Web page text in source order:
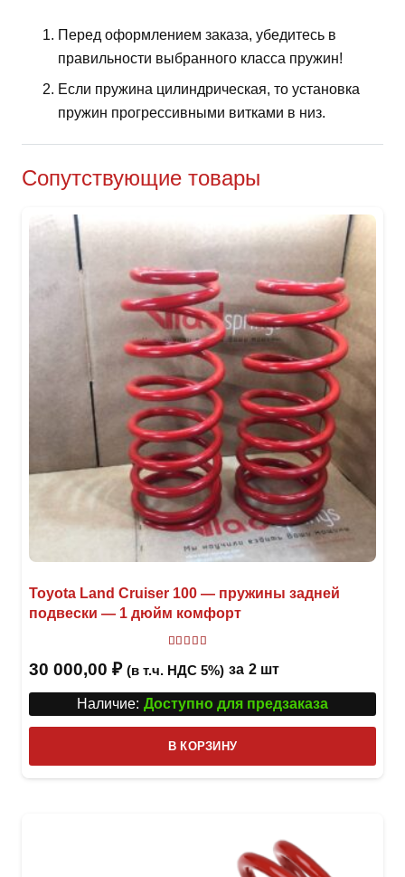
Перед оформлением заказа, убедитесь в
правильности выбранного класса пружин!
Если пружина цилиндрическая, то установка
пружин прогрессивными витками в низ.
Сопутствующие товары
Toyota Land Cruiser 100 — пружины задней
подвески — 1 дюйм комфорт
30 000,00 ₽ (в т.ч. НДС 5%) за 2 шт
Наличие: Доступно для предзаказа
В КОРЗИНУ